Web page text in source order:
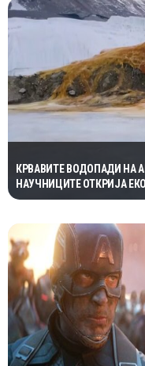
КРВАВИТЕ ВОДОПАДИ НА
НАУЧНИЦИТЕ ОТКРИЈА
МИЛИОНИ ГОДИНИ